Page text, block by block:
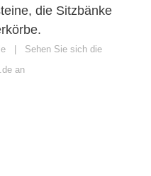
die Sitzbänke
Sehen Sie sich die
an